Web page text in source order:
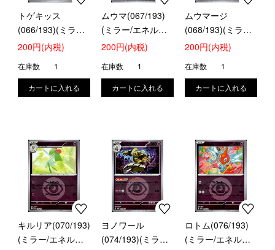
トゲキッス
(066/193)(ミラー/
エネルギー)
200円(内税)
在庫数 1
ムウマ(067/193)
(ミラー/エネルギ
ー)
200円(内税)
在庫数 1
ムウマージ
(068/193)(ミラー/
エネルギー)
200円(内税)
在庫数 1
キルリア(070/193)
(ミラー/エネルギ
ヨノワール
(074/193)(ミラー/
ロトム(076/193)
(ミラー/エネルギ